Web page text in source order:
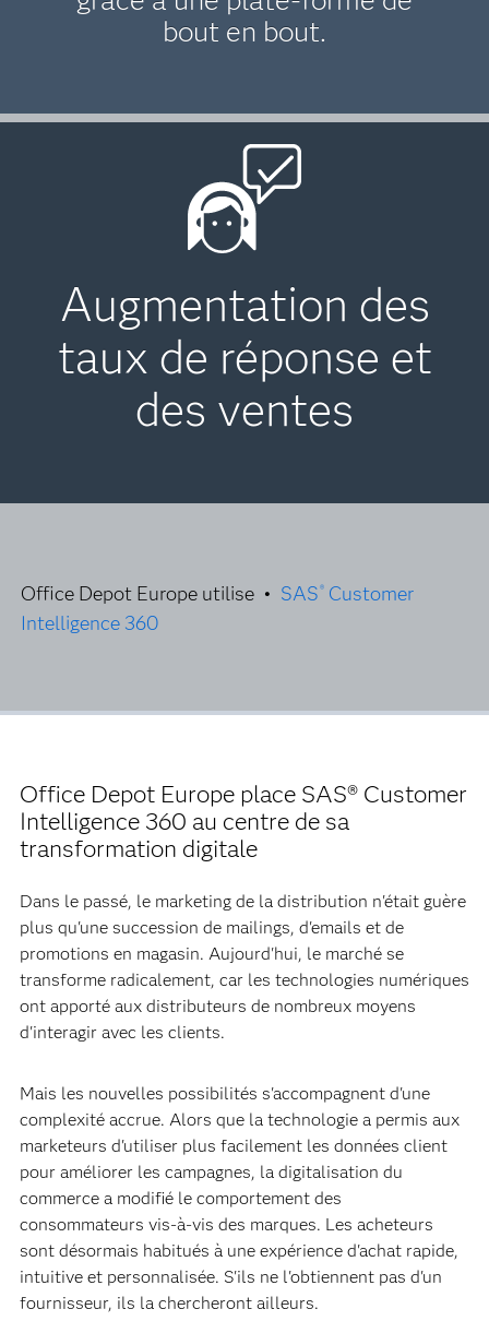
bout en bout.
Augmentation des
taux de réponse et
des ventes
Office Depot Europe utilise • SAS ® Customer
Intelligence 360
Office Depot Europe place SAS® Customer
Intelligence 360 au centre de sa
transformation digitale
Dans le passé, le marketing de la distribution n'était guère
plus qu'une succession de mailings, d'emails et de
promotions en magasin. Aujourd'hui, le marché se
transforme radicalement, car les technologies numériques
ont apporté aux distributeurs de nombreux moyens
d'interagir avec les clients.
Mais les nouvelles possibilités s'accompagnent d'une
complexité accrue. Alors que la technologie a permis aux
marketeurs d'utiliser plus facilement les données client
pour améliorer les campagnes, la digitalisation du
commerce a modifié le comportement des
consommateurs vis-à-vis des marques. Les acheteurs
sont désormais habitués à une expérience d'achat rapide,
intuitive et personnalisée. S'ils ne l'obtiennent pas d'un
fournisseur, ils la chercheront ailleurs.